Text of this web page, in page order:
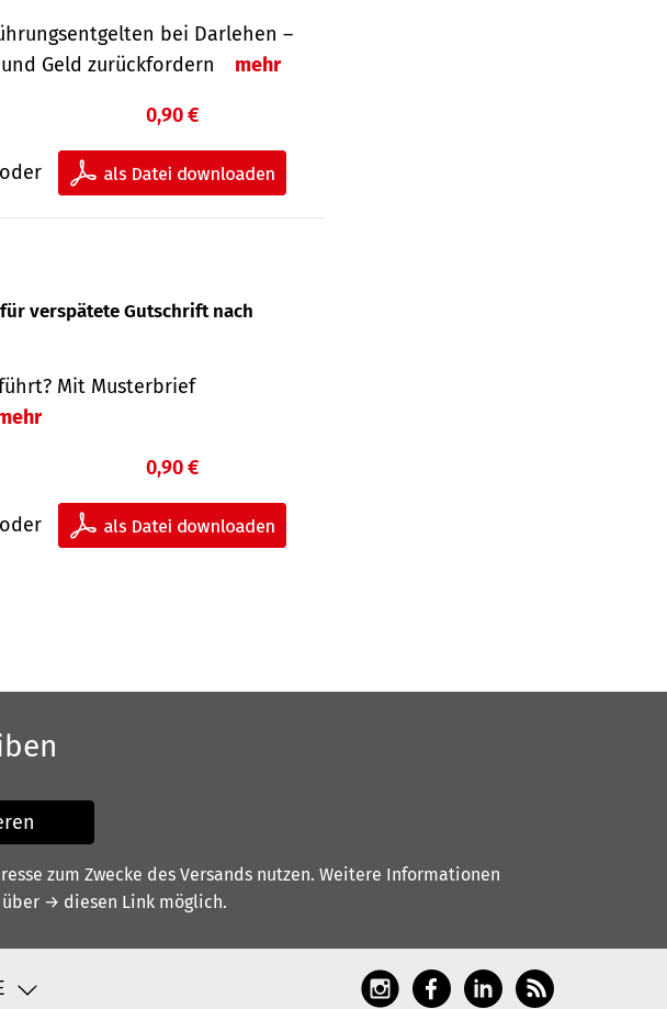
bei Darlehen –
Geld zurückfordern
mehr
oder
0,90 €
verspätete Gutschrift nach
Mit Musterbrief
oder
0,90 €
zum Zwecke des Versands nutzen. Weitere Informationen
→ diesen Link möglich.